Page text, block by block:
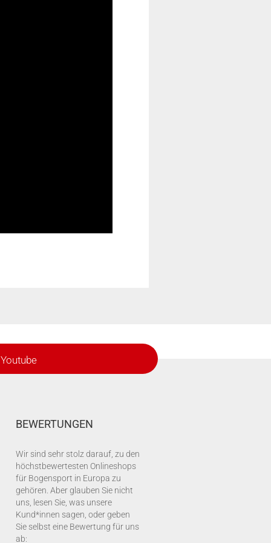
Youtube
BEWERTUNGEN
Wir sind sehr stolz darauf, zu den
höchstbewertesten Onlineshops
für Bogensport in Europa zu
gehören. Aber glauben Sie nicht
uns, lesen Sie, was unsere
Kund*innen sagen, oder geben
Sie selbst eine Bewertung für uns
ab: